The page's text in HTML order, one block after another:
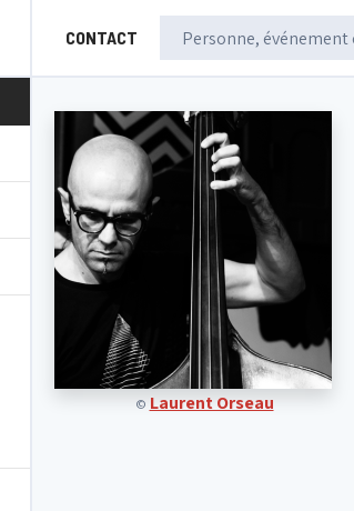
CONTACT
© Laurent Orseau